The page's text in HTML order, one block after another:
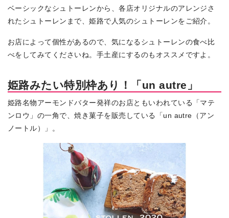
ベーシックなシュトーレンから、各店オリジナルのアレンジさ
れたシュトーレンまで、姫路で人気のシュトーレンをご紹介。
お店によって個性があるので、気になるシュトーレンの食べ比
べをしてみてくださいね。手土産にするのもオススメですよ。
姫路みたい特別枠あり！「un autre」
姫路名物アーモンドバター発祥のお店ともいわれている「マテ
ンロウ」の一角で、焼き菓子を販売している「un autre（アン
ノートル）」。